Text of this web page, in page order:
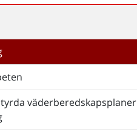
väderberedskapsplaner